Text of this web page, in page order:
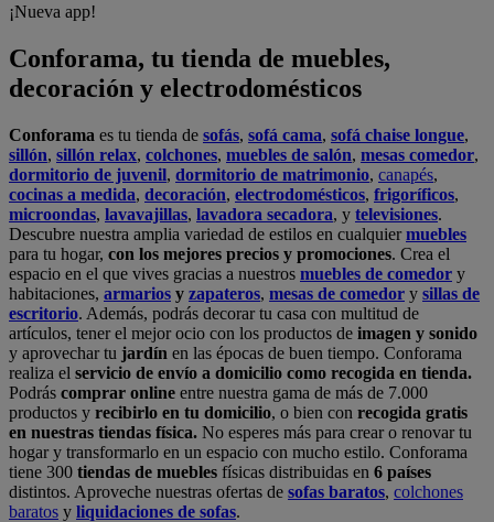
¡Nueva app!
Conforama, tu tienda de muebles,
decoración y electrodomésticos
Conforama es tu tienda de sofás, sofá cama, sofá chaise longue,
sillón, sillón relax, colchones, muebles de salón, mesas comedor,
dormitorio de juvenil, dormitorio de matrimonio, canapés,
cocinas a medida, decoración, electrodomésticos, frigoríficos,
microondas, lavavajillas, lavadora secadora, y televisiones.
Descubre nuestra amplia variedad de estilos en cualquiermuebles
para tu hogar, con los mejores precios y promociones. Crea el
espacio en el que vives gracias a nuestros muebles de comedor y
habitaciones, armarios y zapateros, mesas de comedor y sillas de
escritorio. Además, podrás decorar tu casa con multitud de
artículos, tener el mejor ocio con los productos de imagen y sonido
y aprovechar tu jardín en las épocas de buen tiempo. Conforama
realiza el servicio de envío a domicilio como recogida en tienda.
Podrás comprar online entre nuestra gama de más de 7.000
productos y recibirlo en tu domicilio, o bien con recogida gratis
en nuestras tiendas física. No esperes más para crear o renovar tu
hogar y transformarlo en un espacio con mucho estilo. Conforama
tiene 300 tiendas de muebles físicas distribuidas en 6 países
distintos. Aproveche nuestras ofertas de sofas baratos, colchones
baratos y liquidaciones de sofas.